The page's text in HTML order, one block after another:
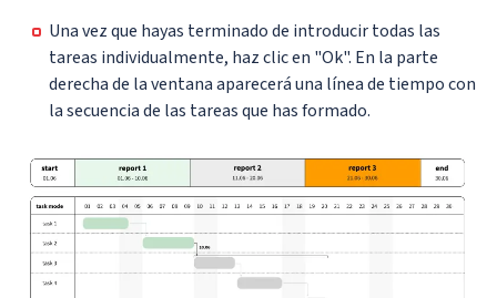
Una vez que hayas terminado de introducir todas las
tareas individualmente, haz clic en "Ok". En la parte
derecha de la ventana aparecerá una línea de tiempo con
la secuencia de las tareas que has formado.